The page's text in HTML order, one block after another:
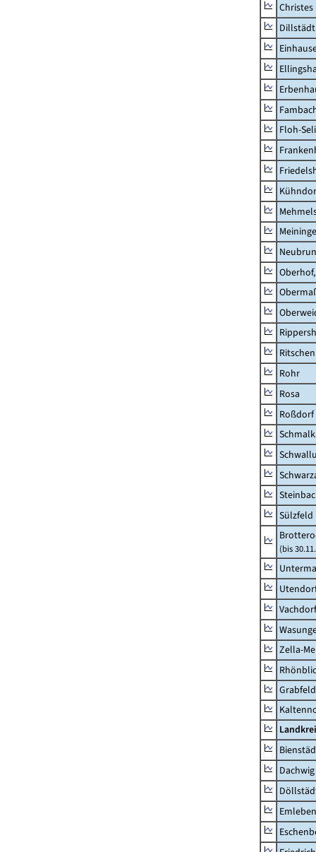
Christes
Dillstädt
Floh-
Rohr
Rosa
Roßdorf
Sülzfeld
(bis
Vachdorf
Zella-
Grabfeld
Dachwig
Emleben